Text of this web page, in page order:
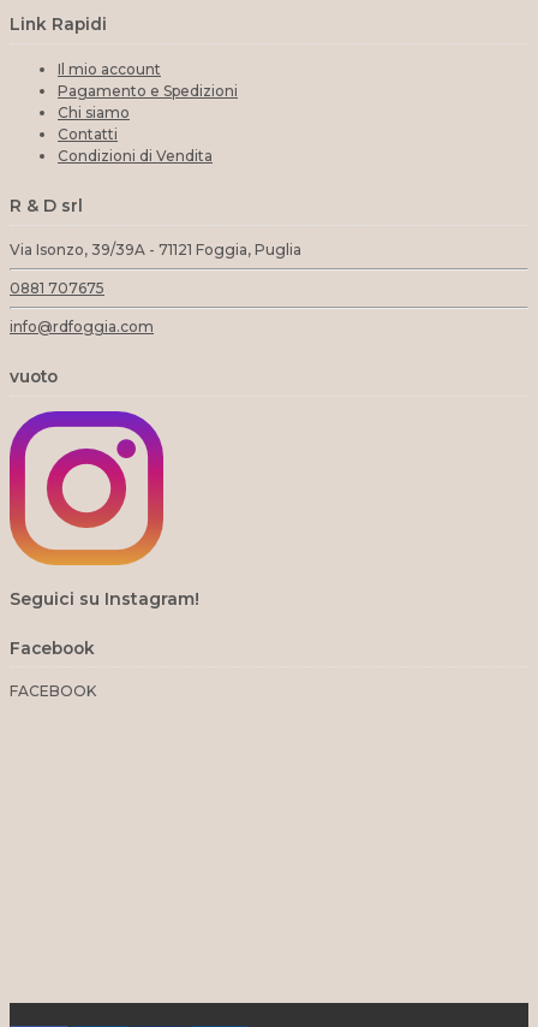
Link Rapidi
Il mio account
Pagamento e Spedizioni
Chi siamo
Contatti
Condizioni di Vendita
R & D srl
Via Isonzo, 39/39A - 71121 Foggia, Puglia
0881 707675
info@rdfoggia.com
vuoto
Seguici su Instagram!
Facebook
FACEBOOK